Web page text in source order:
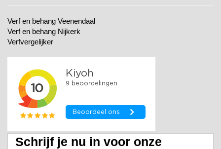
Verf en behang Veenendaal
Verf en behang Nijkerk
Verfvergelijker
Schrijf je nu in voor onze